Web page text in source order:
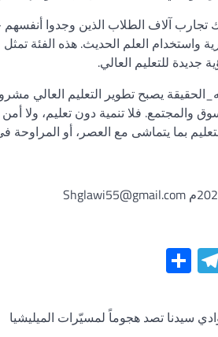
تجارب آلاف الطلاب الذين وجدوا
واستخدام العلم الحديث. هذه الفئة
جديدة للتعليم العالي.
يصبح تطوير التعليم العالي
والمجتمع. فلا تنمية دون تعليم، ولا أمن
بما يتماشى مع العصر، أو المراوحة
Telegram
سيدنا تصد هجوماً لمسيّرات الميليشيا